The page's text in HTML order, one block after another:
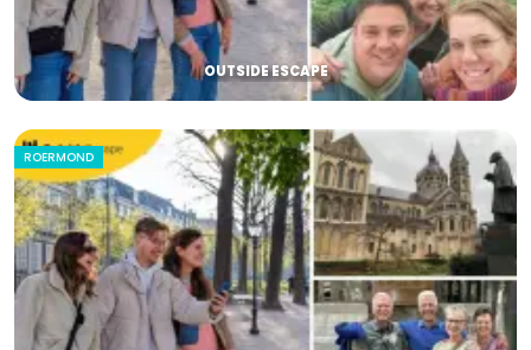
OUTSIDE ESCAPE
ROERMOND